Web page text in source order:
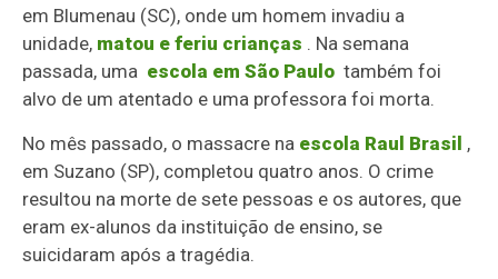
em Blumenau (SC), onde um homem invadiu a
unidade, matou e feriu crianças . Na semana
passada, uma escola em São Paulo também foi
alvo de um atentado e uma professora foi morta.
No mês passado, o massacre na escola Raul Brasil ,
em Suzano (SP), completou quatro anos. O crime
resultou na morte de sete pessoas e os autores, que
eram ex-alunos da instituição de ensino, se
suicidaram após a tragédia.